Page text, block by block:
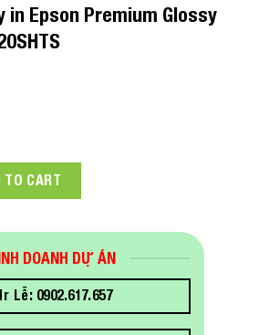
in Epson Premium Glossy
Premium Glossy Photo Paper A3/
TO CART
DOANH DỰ ÁN
Lễ: 0902.617.657